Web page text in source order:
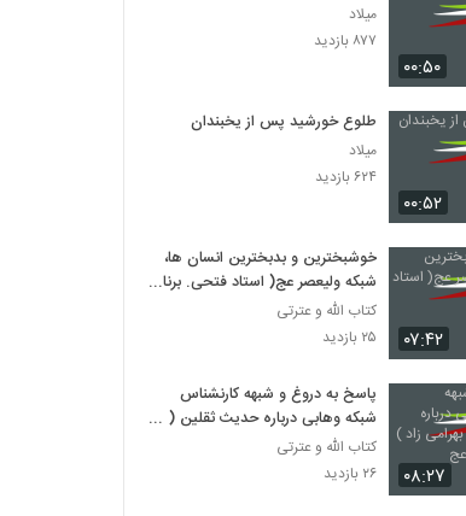
۰۰:۵۰
میلاد
۸۷۷ بازدید
۰۰:۵۲
طلوع خورشید پس از یخبندان
میلاد
۶۲۴ بازدید
۰۷:۴۲
خوشبخترین و بدبخترین انسان ها،
شبکه ولیعصر عج( استاد فتحی. برنامه
باور )
کتاب الله و عترتی
۲۵ بازدید
۰۸:۲۷
پاسخ به دروغ و شبهه کارنشناس
شبکه وهابی درباره حدیث ثقلین (
استاد بهرامی زاد ) شبکه حضرت
ولیعصر عج
کتاب الله و عترتی
۲۶ بازدید